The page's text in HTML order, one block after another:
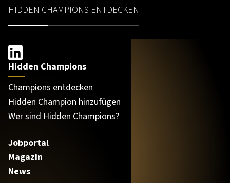
HIDDEN CHAMPIONS ENTDECKEN
Hidden Champions
Champions entdecken
Hidden Champion hinzufügen
Wer sind Hidden Champions?
Jobportal
Magazin
News